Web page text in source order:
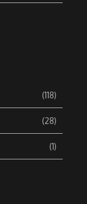
(118)
(28)
(1)